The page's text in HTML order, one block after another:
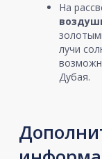
На
лучи
Дубая.